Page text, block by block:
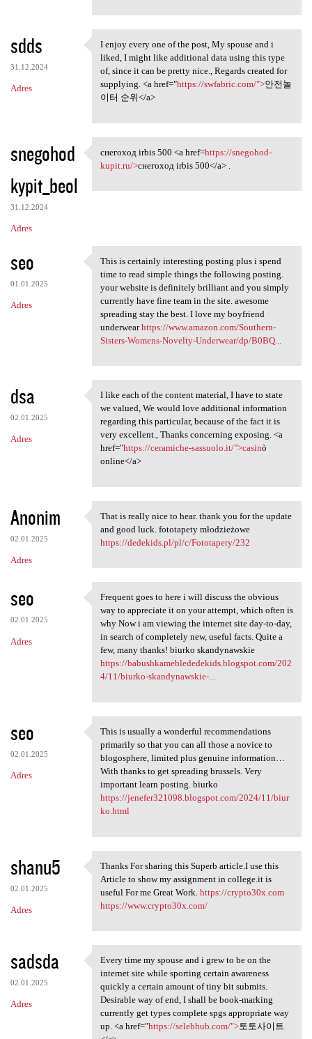
sdds
31.12.2024
Adres
I enjoy every one of the post
I enjoy every one of the post, My spouse and i
liked, I might like additional data using this type
of, since it can be pretty nice., Regards created for
supplying. <a href="https://swfabric.com/">안전놀
이터 순위</a>
snegohod
kypit_beol
31.12.2024
Adres
снегоход irbis 500 <a href
снегоход irbis 500 <a href=https://snegohod-
kupit.ru/>снегоход irbis 500</a> .
seo
01.01.2025
Adres
This is certainly interesting
This is certainly interesting posting plus i spend
time to read simple things the following posting.
your website is definitely brilliant and you simply
currently have fine team in the site. awesome
spreading stay the best. I love my boyfriend
underwearhttps://www.amazon.com/Southern-
Sisters-Womens-Novelty-Underwear/dp/B0BQ...
dsa
02.01.2025
Adres
I like each of the content
I like each of the content material, I have to state
we valued, We would love additional information
regarding this particular, because of the fact it is
very excellent., Thanks concerning exposing. <a
href="https://ceramiche-sassuolo.it/">casinò
online</a>
Anonim
02.01.2025
Adres
That is really nice to hear.
That is really nice to hear. thank you for the update
and good luck. fototapety młodzieżowe
https://dedekids.pl/pl/c/Fototapety/232
seo
02.01.2025
Adres
Frequent goes to here i will
Frequent goes to here i will discuss the obvious
way to appreciate it on your attempt, which often is
why Now i am viewing the internet site day-to-day,
in search of completely new, useful facts. Quite a
few, many thanks! biurko skandynawskie
https://babushkameblededekids.blogspot.com/202
4/11/biurko-skandynawskie-...
seo
02.01.2025
Adres
This is usually a wonderful
This is usually a wonderful recommendations
primarily so that you can all those a novice to
blogosphere, limited plus genuine information…
With thanks to get spreading brussels. Very
important learn posting. biurko
https://jenefer321098.blogspot.com/2024/11/biur
ko.html
shanu5
02.01.2025
Adres
Thanks For sharing this
Thanks For sharing this Superb article.I use this
Article to show my assignment in college.it is
useful For me Great Work. https://crypto30x.com
https://www.crypto30x.com/
sadsda
02.01.2025
Adres
Every time my spouse and i
Every time my spouse and i grew to be on the
internet site while sporting certain awareness
quickly a certain amount of tiny bit submits.
Desirable way of end, I shall be book-marking
currently get types complete spgs appropriate way
up. <a href="https://selebhub.com/">토토사이트